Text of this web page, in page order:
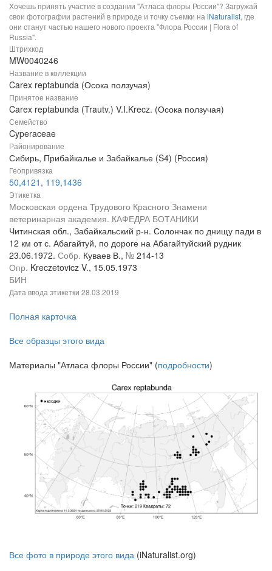
Хочешь принять участие в создании "Атласа флоры России"? Загружай
свои фотографии растений в природе и точку съемки на iNaturalist, где
они станут частью нашего нового проекта "Флора России | Flora of
Russia".
Штрихкод
MW0040246
Название в коллекции
Carex reptabunda (Осока ползучая)
Принятое название
Carex reptabunda (Trautv.) V.I.Krecz. (Осока ползучая)
Семейство
Cyperaceae
Районирование
Сибирь, Прибайкалье и Забайкалье (S4) (Россия)
Геопривязка
50,4121, 119,1436
Этикетка
Московская ордена Трудового Красного Знамени
ветеринарная академия. КАФЕДРА БОТАНИКИ
Читинская обл., Забайкальский р-н. Солончак по днищу пади в
12 км от с. Абагайтуй, по дороге на Абагайтуйский рудник
23.06.1972. Собр. Куваев В., № 214-13
Опр. Kreczetovicz V., 15.05.1973
БИН
Дата ввода этикетки 28.03.2019
Полная карточка
Все образцы этого вида
Материалы "Атласа флоры России" (подробности)
Все фото в природе этого вида (iNaturalist.org)